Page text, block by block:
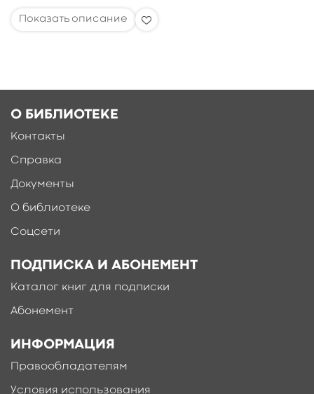
О БИБЛИОТЕКЕ
Контакты
Справка
Документы
О библиотеке
Соцсети
ПОДПИСКА И АБОНЕМЕНТ
Каталог книг для подписки
Абонемент
ИНФОРМАЦИЯ
Правообладателям
Условия использования